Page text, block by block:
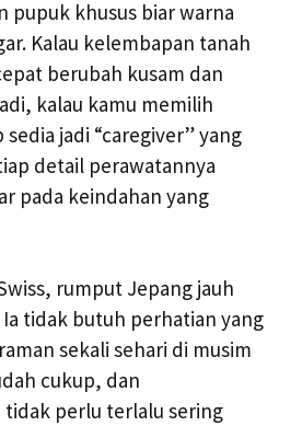
pupuk khusus biar warna
Kalau kelembapan tanah
berubah kusam dan
kalau kamu memilih
sedia jadi “caregiver” yang
detail perawatannya
pada keindahan yang
rumput Jepang jauh
tidak butuh perhatian yang
sekali sehari di musim
cukup, dan
tidak perlu terlalu sering